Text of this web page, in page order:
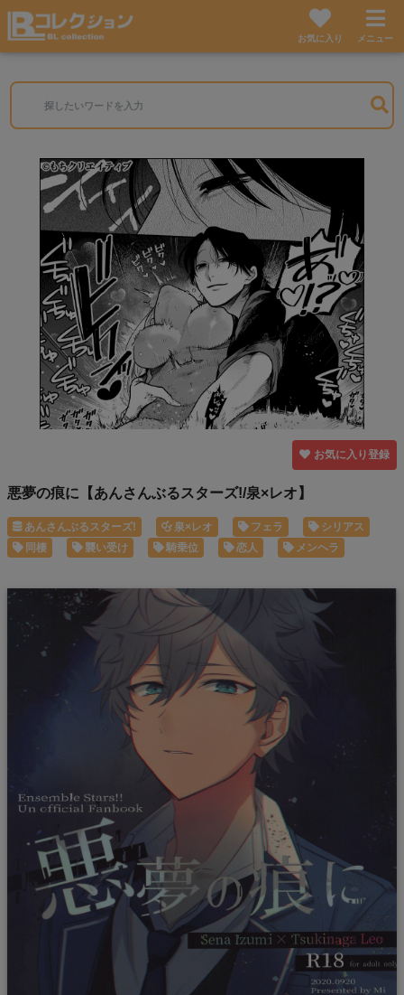
お気に入り メニュー
お気に入り登録
悪夢の痕に【あんさんぶるスターズ!/泉×レオ】
あんさんぶるスターズ! 泉×レオ フェラ
シリアス
同棲
襲い受け 騎乗位 恋人 メンヘラ